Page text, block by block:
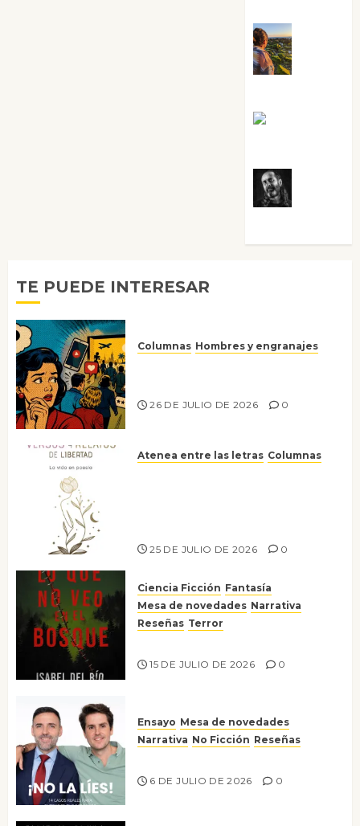
TE PUEDE INTERESAR
Columnas Hombres y engranajes
26 DE JULIO DE 2026 0
Atenea entre las letras Columnas
25 DE JULIO DE 2026 0
Ciencia Ficción Fantasía
Mesa de novedades Narrativa
Reseñas Terror
15 DE JULIO DE 2026 0
Ensayo Mesa de novedades
Narrativa No Ficción Reseñas
6 DE JULIO DE 2026 0